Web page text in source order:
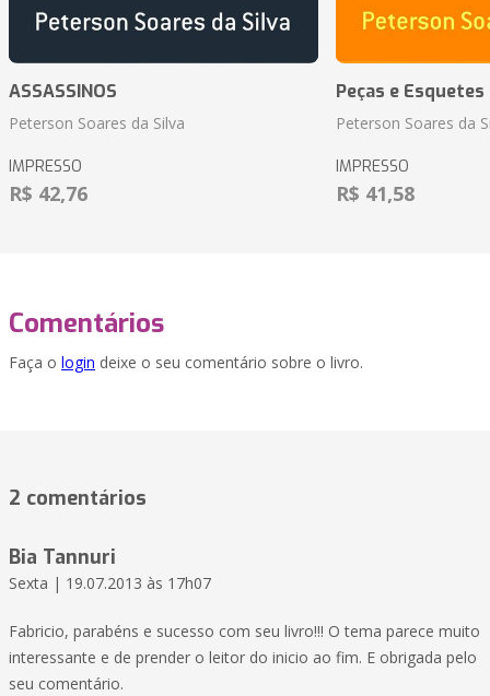
ASSASSINOS
Peterson Soares da Silva
IMPRESSO
R$ 42,76
Peças e
Peterson Soares da
IMPRESSO
R$ 41,58
Comentários
Faça o login deixe o seu comentário sobre o livro.
2 comentários
Bia Tannuri
Sexta | 19.07.2013 às 17h07
Fabricio, parabéns e sucesso com seu livro!!! O tema parece muito
interessante e de prender o leitor do inicio ao fim. E obrigada pelo
seu comentário.